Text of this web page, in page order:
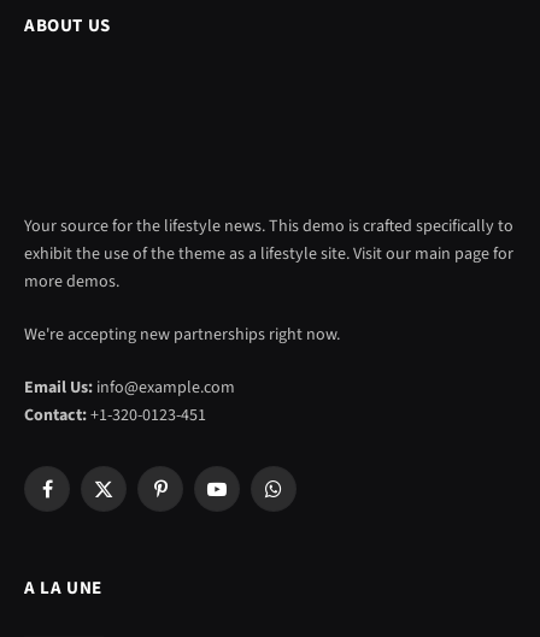
ABOUT US
Your source for the lifestyle news. This demo is crafted specifically to
exhibit the use of the theme as a lifestyle site. Visit our main page for
more demos.
We're accepting new partnerships right now.
Email Us: info@example.com
Contact:+1-320-0123-451
Facebook
X
PinterestYouTubeWhatsApp
A LA UNE